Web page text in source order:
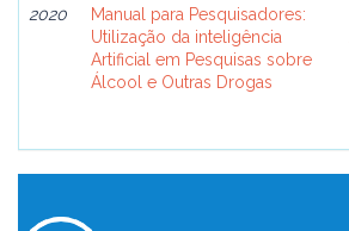
2020
Manual para Pesquisadores:
Utilização da inteligência
Artificial em Pesquisas sobre
Álcool e Outras Drogas